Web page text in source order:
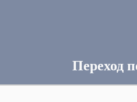
Переход